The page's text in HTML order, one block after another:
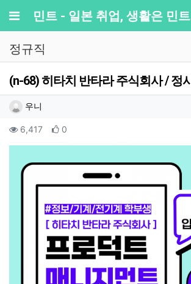
메뉴민트 - 일본 취업, 생활은 민
정규직
(n-68) 히타치 반타라 주식회사 / 정
작성자 정보
우니
컨텐츠 정보
6,417조회 0